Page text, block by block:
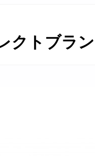
クトブラ